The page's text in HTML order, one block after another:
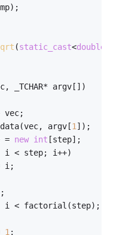
(static_cast<double
_TCHAR* argv[])
vec;
argv[1]);
= new int [step];
i < step; i++)
i;
;
i < factorial(step); i++)
1;